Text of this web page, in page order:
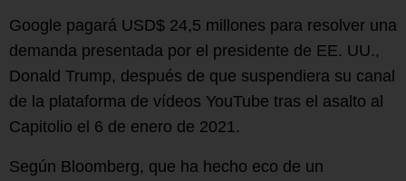
Google pagará USD$ 24,5 millones para resolver una
demanda presentada por el presidente de EE. UU.,
Donald Trump, después de que suspendiera su canal
de la plataforma de vídeos YouTube tras el asalto al
Capitolio el 6 de enero de 2021.
Según Bloomberg, que ha hecho eco de un